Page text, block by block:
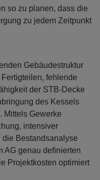
so zu planen, dass die
zu jedem Zeitpunkt
Gebäudestruktur
fehlende
der STB-Decke
des Kessels
Mittels Gewerke
intensiver
die Bestandsanalyse
AG genau deﬁnierten
Projektkosten optimiert